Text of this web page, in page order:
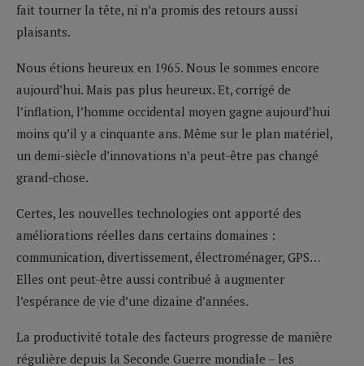
fait tourner la tête, ni n’a promis des retours aussi
plaisants.
Nous étions heureux en 1965. Nous le sommes encore
aujourd’hui. Mais pas plus heureux. Et, corrigé de
l’inflation, l’homme occidental moyen gagne aujourd’hui
moins qu’il y a cinquante ans. Même sur le plan matériel,
un demi-siècle d’innovations n’a peut-être pas changé
grand-chose.
Certes, les nouvelles technologies ont apporté des
améliorations réelles dans certains domaines :
communication, divertissement, électroménager, GPS…
Elles ont peut-être aussi contribué à augmenter
l’espérance de vie d’une dizaine d’années.
La productivité totale des facteurs progresse de manière
régulière depuis la Seconde Guerre mondiale – les